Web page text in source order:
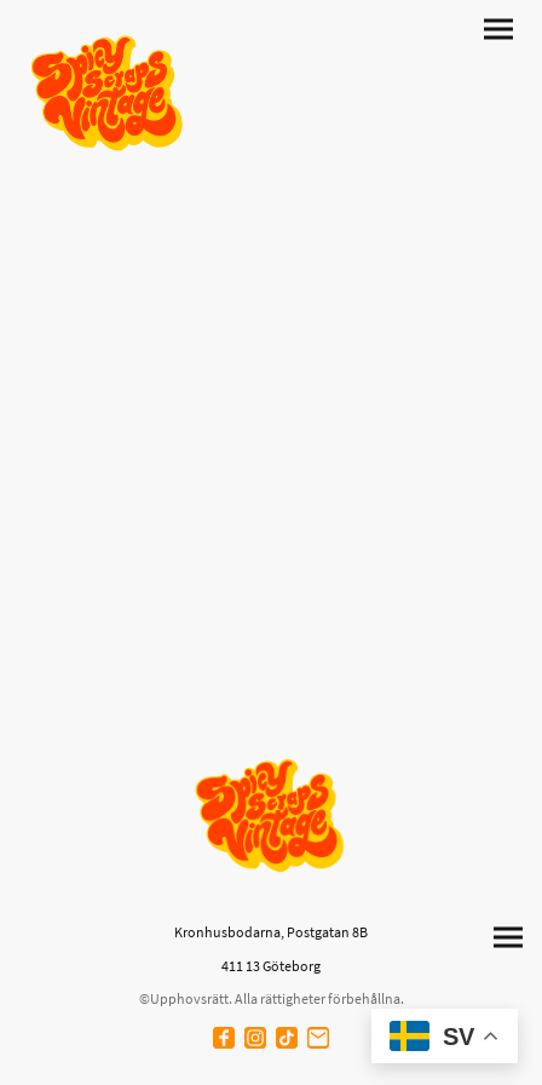
Kronhusbodarna, Postgatan 8B
411 13 Göteborg
©Upphovsrätt. Alla rättigheter förbehållna.
SV